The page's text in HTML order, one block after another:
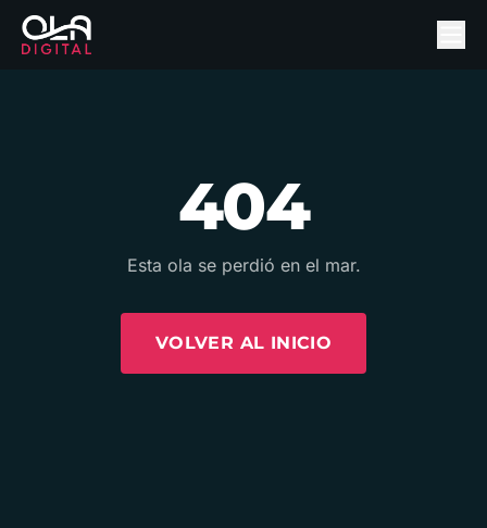
404
Esta ola se perdió en el mar.
VOLVER AL INICIO